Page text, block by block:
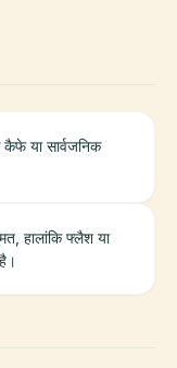
या सार्वजनिक
हालांकि फ्लैश या